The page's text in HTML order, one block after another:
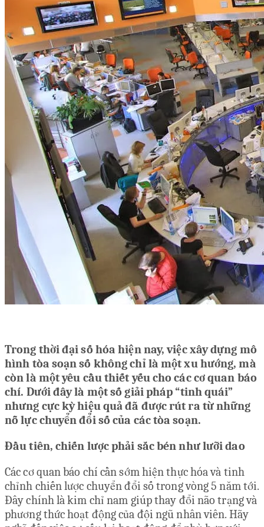
Trong thời đại số hóa hiện nay, việc xây dựng mô
hình tòa soạn số không chỉ là một xu hướng, mà
còn là một yêu cầu thiết yếu cho các cơ quan báo
chí. Dưới đây là một số giải pháp “tinh quái”
nhưng cực kỳ hiệu quả đã được rút ra từ những
nỗ lực chuyển đổi số của các tòa soạn.
Đầu tiên, chiến lược phải sắc bén như lưỡi dao
Các cơ quan báo chí cần sớm hiện thực hóa và tinh
chỉnh chiến lược chuyển đổi số trong vòng 5 năm tới.
Đây chính là kim chỉ nam giúp thay đổi não trạng và
phương thức hoạt động của đội ngũ nhân viên. Hãy